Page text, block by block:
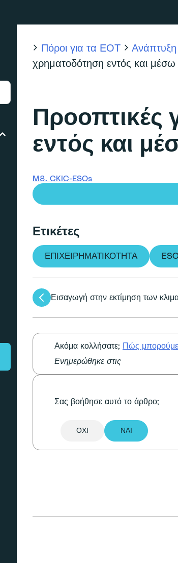
Πόροι για τα ΕΟΤ Ανάπτυξη
χρηματοδότηση εντός και
Προοπτικές
εντός και
M8. CKIC-ESOs
Ετικέτες
ΕΠΙΧΕΙΡΗΜΑΤΙΚΌΤΗΤΑ
Πλοήγηση
άρθρων
Εισαγωγή στην εκτίμηση των
Ακόμα κολλήσατε; Πώς
Ενημερώθηκε στις
Σας βοήθησε αυτό το άρθρο;
ΌΧΙ ΝΑΙ